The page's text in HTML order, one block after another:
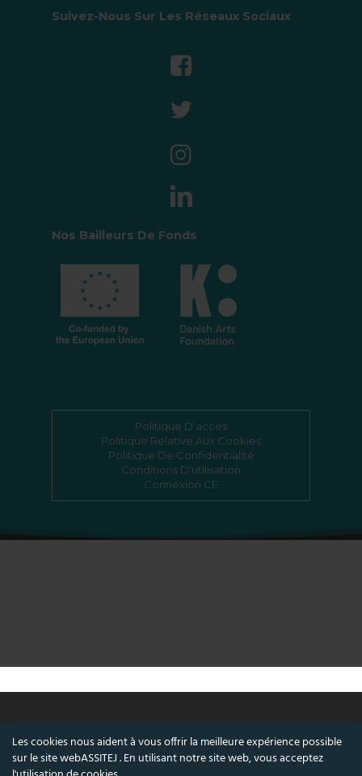
Suivez-Nous Sur Les Réseaux Sociaux
Nos Bailleurs De Fonds
Politique D'accès
Politique Relative Aux Cookies
Politique De Confidentialité
Conditions D'utilisation
Connexion CE
© ASSITEJ - Association internationale du
théâtre et des arts du spectacle pour enfants
Les cookies nous aident à vous offrir la meilleure expérience possible
sur le site webASSITEJ . En utilisant notre site web, vous acceptez